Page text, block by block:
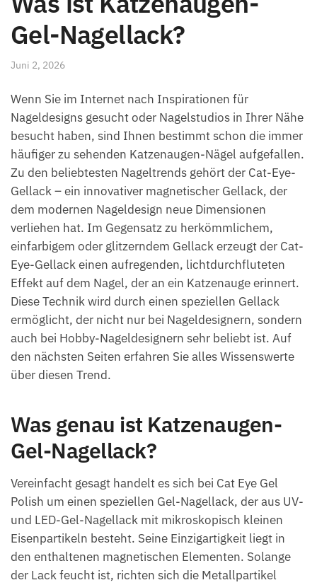
Gel-Nagellack?
Juni 2, 2026
Wenn Sie im Internet nach Inspirationen für
Nageldesigns gesucht oder Nagelstudios in Ihrer Nähe
besucht haben, sind Ihnen bestimmt schon die immer
häufiger zu sehenden Katzenaugen-Nägel aufgefallen.
Zu den beliebtesten Nageltrends gehört der Cat-Eye-
Gellack – ein innovativer magnetischer Gellack, der
dem modernen Nageldesign neue Dimensionen
verliehen hat. Im Gegensatz zu herkömmlichem,
einfarbigem oder glitzerndem Gellack erzeugt der Cat-
Eye-Gellack einen aufregenden, lichtdurchfluteten
Effekt auf dem Nagel, der an ein Katzenauge erinnert.
Diese Technik wird durch einen speziellen Gellack
ermöglicht, der nicht nur bei Nageldesignern, sondern
auch bei Hobby-Nageldesignern sehr beliebt ist. Auf
den nächsten Seiten erfahren Sie alles Wissenswerte
über diesen Trend.
Was genau ist Katzenaugen-
Gel-Nagellack?
Vereinfacht gesagt handelt es sich bei Cat Eye Gel
Polish um einen speziellen Gel-Nagellack, der aus UV-
und LED-Gel-Nagellack mit mikroskopisch kleinen
Eisenpartikeln besteht. Seine Einzigartigkeit liegt in
den enthaltenen magnetischen Elementen. Solange
der Lack feucht ist, richten sich die Metallpartikel